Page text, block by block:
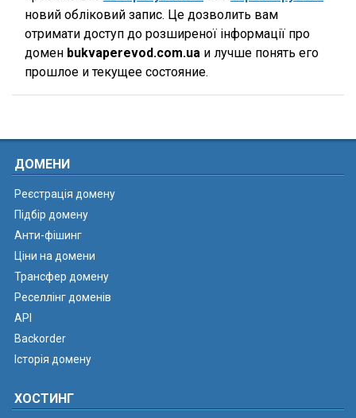
новий обліковий запис. Це дозволить вам
отримати доступ до розширеної інформації про
домен bukvaperevod.com.ua и лучше понять его
прошлое и текущее состояние.
ДОМЕНИ
Реєстрація домену
Підбір домену
Анти-фішинг
Ціни на домени
Трансфер домену
Реселлінг доменів
API
Backorder
Історія домену
ХОСТИНГ